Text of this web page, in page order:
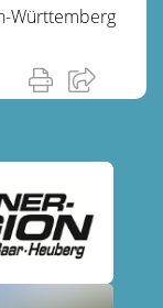
Württemberg